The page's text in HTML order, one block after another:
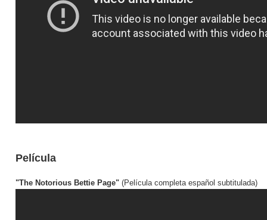
Película
"The Notorious Bettie Page" (Película completa español subtitulada)